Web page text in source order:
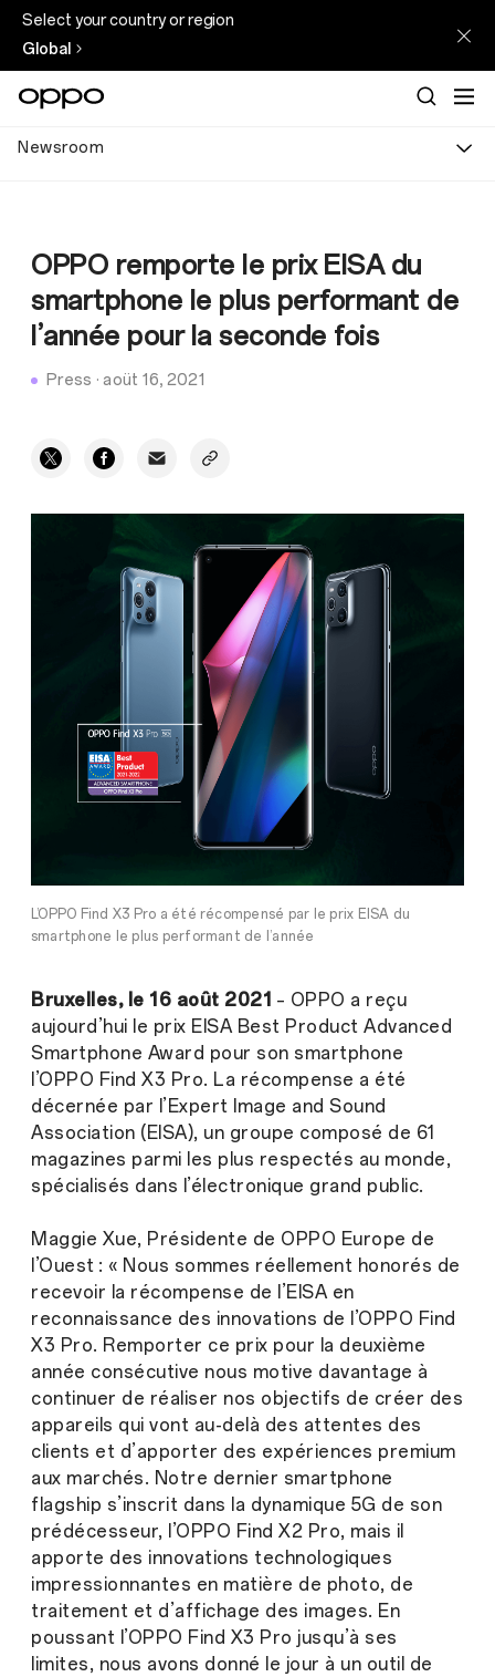
Select your country or region
Global
Newsroom
OPPO remporte le prix EISA du
smartphone le plus performant de
l’année pour la seconde fois
Press · aoüt 16, 2021
L’OPPO Find X3 Pro a été récompensé par le prix EISA du
smartphone le plus performant de l’année
Bruxelles, le 16 août 2021 – OPPO a reçu
aujourd’hui le prix EISA Best Product Advanced
Smartphone Award pour son smartphone
l’OPPO Find X3 Pro. La récompense a été
décernée par l’Expert Image and Sound
Association (EISA), un groupe composé de 61
magazines parmi les plus respectés au monde,
spécialisés dans l’électronique grand public.
Maggie Xue, Présidente de OPPO Europe de
l’Ouest : « Nous sommes réellement honorés de
recevoir la récompense de l’EISA en
reconnaissance des innovations de l’OPPO Find
X3 Pro. Remporter ce prix pour la deuxième
année consécutive nous motive davantage à
continuer de réaliser nos objectifs de créer des
appareils qui vont au-delà des attentes des
clients et d’apporter des expériences premium
aux marchés. Notre dernier smartphone
flagship s’inscrit dans la dynamique 5G de son
prédécesseur, l’OPPO Find X2 Pro, mais il
apporte des innovations technologiques
impressionnantes en matière de photo, de
traitement et d’affichage des images. En
poussant l’OPPO Find X3 Pro jusqu’à ses
limites, nous avons donné le jour à un outil de